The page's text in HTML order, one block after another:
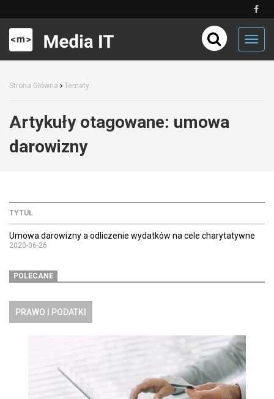
Strona Główna Tematy
Artykuły otagowane: umowa
darowizny
TYTUŁ
Umowa darowizny a odliczenie wydatków na cele charytatywne
2020-06-26
POLECANE
PRAWO I PODATKI